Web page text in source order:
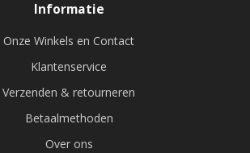
Informatie
Onze Winkels en Contact
Klantenservice
Verzenden & retourneren
Betaalmethoden
Over ons